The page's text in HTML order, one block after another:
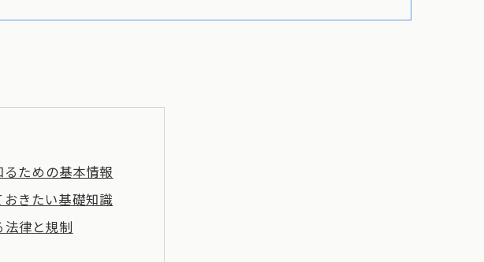
ための基本情報
きたい基礎知識
律と規制
イント